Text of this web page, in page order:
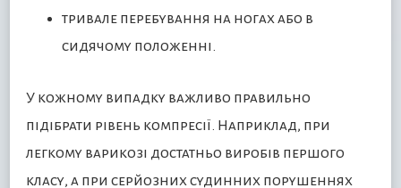
тривале перебування на ногах або в
сидячому положенні.
У кожному випадку важливо правильно
підібрати рівень компресії. Наприклад, при
легкому варикозі достатньо виробів першого
класу, а при серйозних судинних порушеннях